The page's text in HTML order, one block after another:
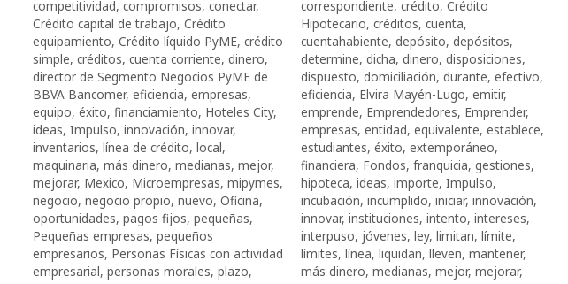
competitividad, compromisos, conectar,
Crédito capital de trabajo, Crédito
equipamiento, Crédito líquido PyME, crédito
simple, créditos, cuenta corriente, dinero,
director de Segmento Negocios PyME de
BBVA Bancomer, eficiencia, empresas,
equipo, éxito, financiamiento, Hoteles City,
ideas, Impulso, innovación, innovar,
inventarios, línea de crédito, local,
maquinaria, más dinero, medianas, mejor,
mejorar, Mexico, Microempresas, mipymes,
negocio, negocio propio, nuevo, Oficina,
oportunidades, pagos fijos, pequeñas,
Pequeñas empresas, pequeños
empresarios, Personas Físicas con actividad
empresarial, personas morales, plazo,
correspondiente, crédito, Crédito
Hipotecario, créditos, cuenta,
cuentahabiente, depósito, depósitos,
determine, dicha, dinero, disposiciones,
dispuesto, domiciliación, durante, efectivo,
eficiencia, Elvira Mayén-Lugo, emitir,
emprende, Emprendedores, Emprender,
empresas, entidad, equivalente, establece,
estudiantes, éxito, extemporáneo,
financiera, Fondos, franquicia, gestiones,
hipoteca, ideas, importe, Impulso,
incubación, incumplido, iniciar, innovación,
innovar, instituciones, intento, intereses,
interpuso, jóvenes, ley, limitan, límite,
límites, línea, liquidan, lleven, mantener,
más dinero, medianas, mejor, mejorar,